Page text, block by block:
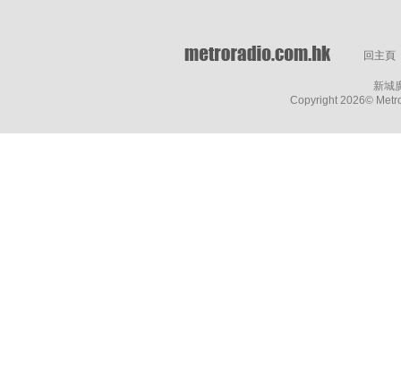
回主頁
新城
Copyright 2026©